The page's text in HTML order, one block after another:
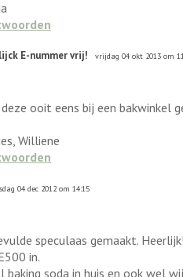
E-nummer vrij! vrijdag 04 okt 2013 om
ooit eens bij een bakwinkel
Williene
04 dec 2012 om 14:15
speculaas gemaakt.
in.
baking soda in huis en ook wel